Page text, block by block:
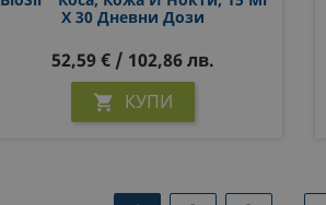
X 30 Дневни Дози
52,59 € / 102,86 лв.
 КУПИ